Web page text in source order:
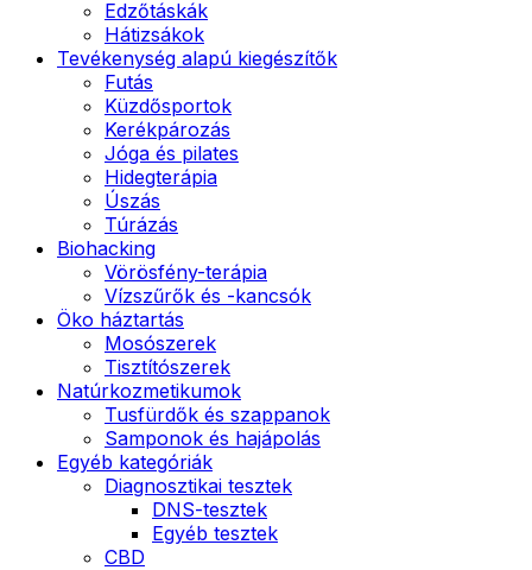
Edzőtáskák
Hátizsákok
Tevékenység alapú kiegészítők
Futás
Küzdősportok
Kerékpározás
Jóga és pilates
Hidegterápia
Úszás
Túrázás
Biohacking
Vörösfény-terápia
Vízszűrők és -kancsók
Öko háztartás
Mosószerek
Tisztítószerek
Natúrkozmetikumok
Tusfürdők és szappanok
Samponok és hajápolás
Egyéb kategóriák
Diagnosztikai tesztek
DNS-tesztek
Egyéb tesztek
CBD